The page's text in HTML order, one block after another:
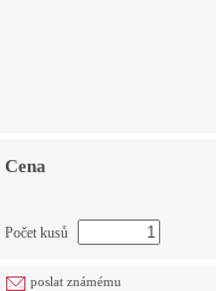
Cena
Počet kusů
poslat známému